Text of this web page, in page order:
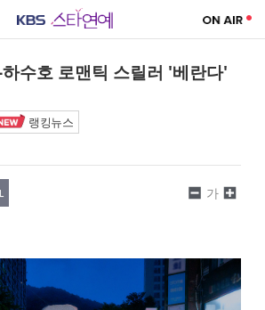
수호 로맨틱 스릴러 '베란다'
랭킹뉴스
가